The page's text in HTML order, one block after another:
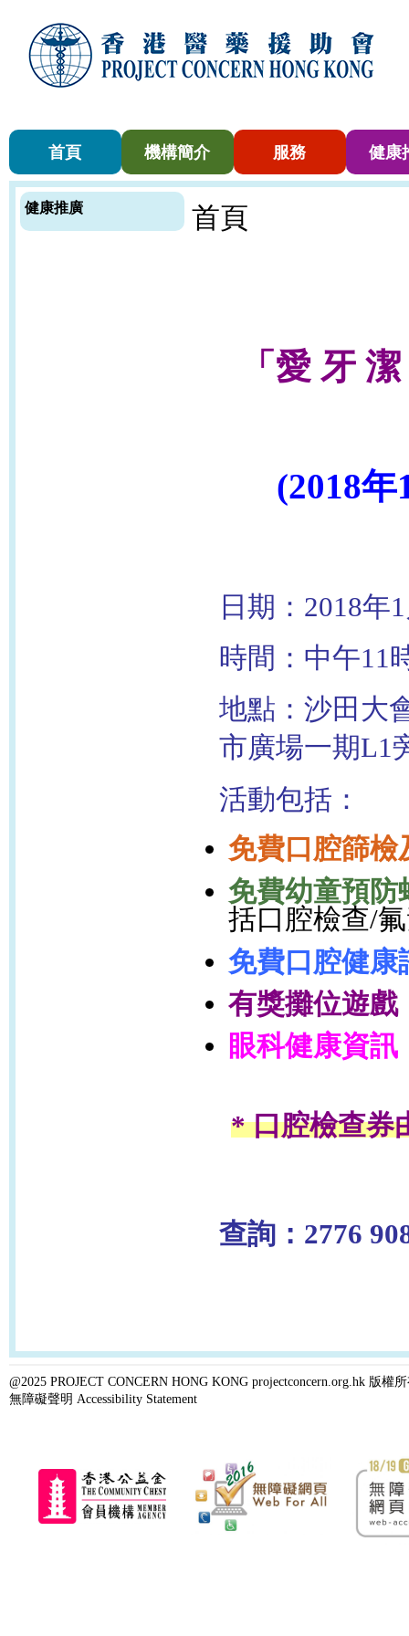
首頁 機構簡介 服務 健康
健康推廣 首頁
「 愛 牙 潔
(2018
日期：2018年
時間：中午11
地點：沙田大
市廣場一期L1
活動包括：
免費口腔篩
免費幼童預防
括口腔檢查/
免費口腔健康
有獎攤位遊戲
眼科健康資訊
* 口腔檢查券
查詢：2776
@2025 PROJECT CONCERN HONG KONG projectconcern.org.hk 版權
無障礙聲明 Accessibility Statement